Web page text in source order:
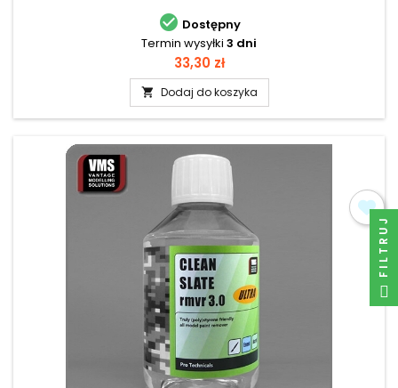
 Dostępny
Termin wysyłki 3 dni
Cena
33,30 zł
 Dodaj do koszyka
FILTRUJ